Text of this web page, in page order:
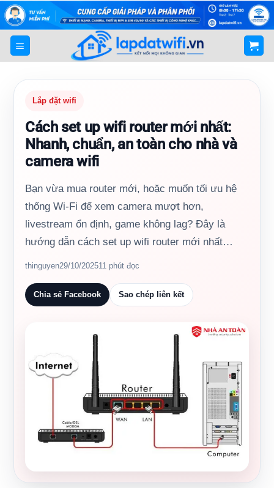
Bỏ
qua
nội
dung
Lắp đặt wifi
Cách set up wifi router mới nhất:
Nhanh, chuẩn, an toàn cho nhà và
camera wifi
Bạn vừa mua router mới, hoặc muốn tối ưu hệ
thống Wi‑Fi để xem camera mượt hơn,
livestream ổn định, game không lag? Đây là
hướng dẫn cách set up wifi router mới nhất…
thinguyen29/10/202511 phút đọc
Chia sẻ Facebook Sao chép liên kết